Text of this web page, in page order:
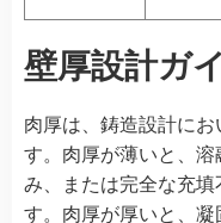
壁厚設計ガ
肉厚は、鋳造設計に
す。肉厚が薄いと、
み、または完全な充
す。肉厚が厚いと、